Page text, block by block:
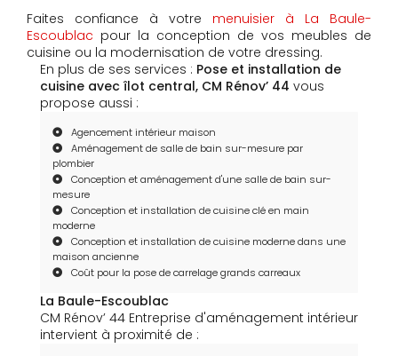
Faites confiance à votre menuisier à La Baule-
Escoublac pour la conception de vos meubles de
cuisine ou la modernisation de votre dressing.
En plus de ses services : Pose et installation de
cuisine avec îlot central, CM Rénov’ 44 vous
propose aussi :
Agencement intérieur maison
Aménagement de salle de bain sur-mesure par
plombier
Conception et aménagement d'une salle de bain sur-
mesure
Conception et installation de cuisine clé en main
moderne
Conception et installation de cuisine moderne dans une
maison ancienne
Coût pour la pose de carrelage grands carreaux
La Baule-Escoublac
CM Rénov’ 44 Entreprise d'aménagement intérieur
intervient à proximité de :